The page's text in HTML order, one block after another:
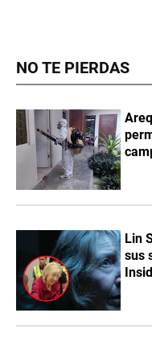
NO TE PIERDAS
Lin
sus